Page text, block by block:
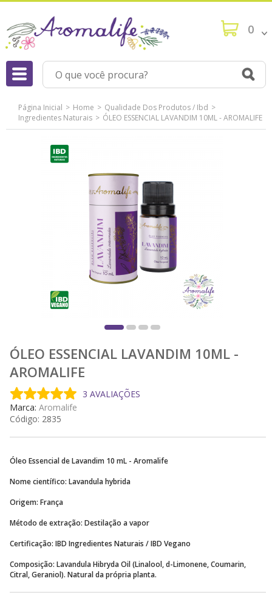
0
Página Inicial Home
Qualidade Dos Produtos / Ibd
Ingredientes Naturais
ÓLEO ESSENCIAL LAVANDIM 10ML - AROMALIFE
ÓLEO ESSENCIAL LAVANDIM 10ML -
AROMALIFE
3 AVALIAÇÕES
Marca:Aromalife
Código: 2835
Óleo Essencial de Lavandim 10 mL - Aromalife
Nome científico: Lavandula hybrida
Origem: França
Método de extração: Destilação a vapor
Certificação: IBD Ingredientes Naturais / IBD Vegano
Composição: Lavandula Hibryda Oil (Linalool, d-Limonene, Coumarin,
Citral, Geraniol). Natural da própria planta.